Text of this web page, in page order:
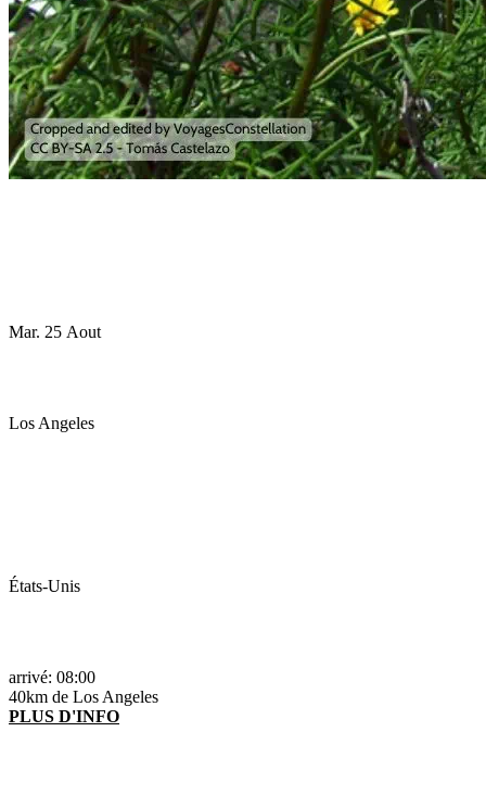
Mar. 25 Aout
Los Angeles
États-Unis
arrivé: 08:00
40km de Los Angeles
PLUS D'INFO